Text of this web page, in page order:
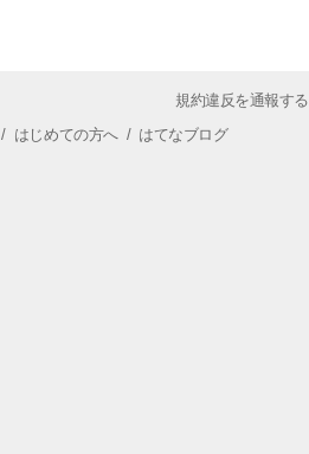
規約違反を通報する
/ はじめての方へ/ はてなブログ